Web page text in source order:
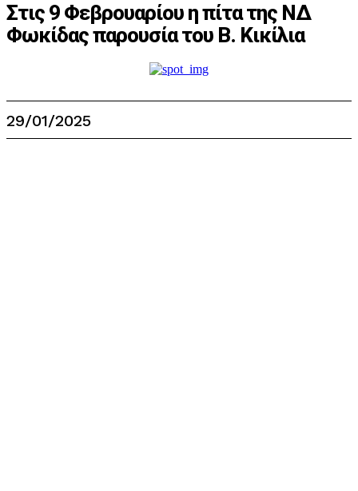
Στις 9 Φεβρουαρίου η πίτα της ΝΔ
Φωκίδας παρουσία του Β. Κικίλια
29/01/2025